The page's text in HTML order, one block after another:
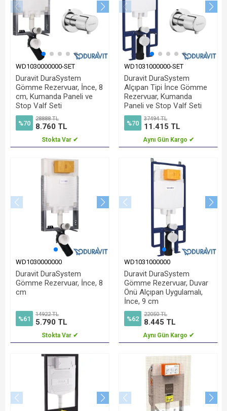
WD1030000000-SET
Duravit DuraSystem
Gömme Rezervuar, İnce, 8
cm, Kumanda Paneli ve
Stop Valf Seti
%70
28888 TL
8.760 TL
Stokta Var ✔
WD1031000000-SET
Duravit DuraSystem
Alçıpan Tipi İnce Gömme
Rezervuar, Kumanda
Paneli ve Stop Valf Seti
%70
37494 TL
11.415 TL
Aynı Gün Kargo ✔
WD1030000000
Duravit DuraSystem
Gömme Rezervuar, İnce, 8
cm
%61
14922 TL
5.790 TL
Stokta Var ✔
WD1031000000
Duravit DuraSystem
Gömme Rezervuar, Duvar
Önü Alçıpan Uygulamalı,
İnce, 9 cm
%62
22050 TL
8.445 TL
Aynı Gün Kargo ✔